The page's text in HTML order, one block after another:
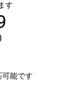
す
能です